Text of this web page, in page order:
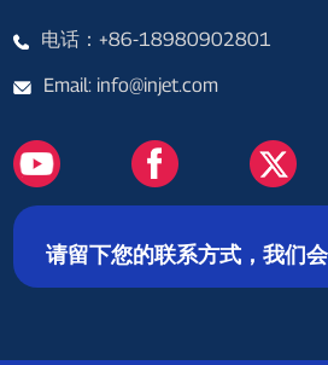
电话：+86-18980902801
Email: info@injet.com
请留下您的联系方式，我们会